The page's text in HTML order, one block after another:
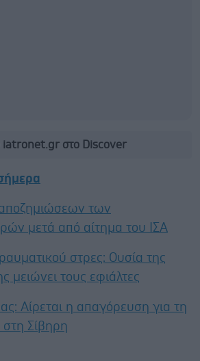
iatronet.gr στο Discover
των
μετά από αίτημα του ΙΣΑ
στρες: Ουσία της
μειώνει τους εφιάλτες
Αίρεται η απαγόρευση για τη
Σίβηρη